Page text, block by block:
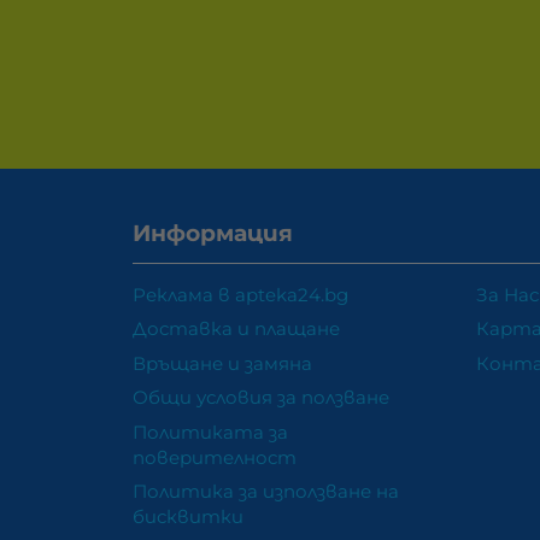
Информация
Реклама в apteka24.bg
Доставка и плащане
Връщане и замяна
Общи условия за ползване
Политиката за
поверителност
Политика за използване на
бисквитки
За Нас